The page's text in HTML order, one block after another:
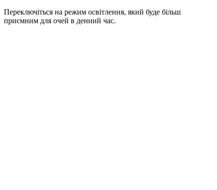
Переключіться на режим освітлення, який буде більш
приємним для очей в денний час.